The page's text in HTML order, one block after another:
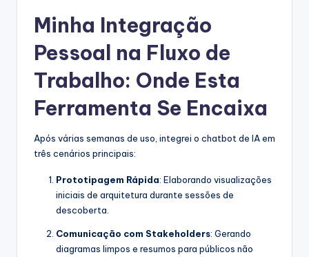
Minha Integração
Pessoal na Fluxo de
Trabalho: Onde Esta
Ferramenta Se Encaixa
Após várias semanas de uso, integrei o chatbot de IA em
três cenários principais:
Prototipagem Rápida: Elaborando visualizações
iniciais de arquitetura durante sessões de
descoberta.
Comunicação com Stakeholders: Gerando
diagramas limpos e resumos para públicos não